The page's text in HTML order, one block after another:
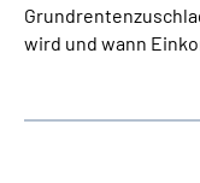
wird und wann